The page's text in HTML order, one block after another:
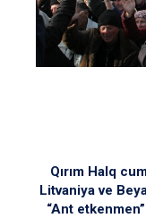
Qırım Halq
Litvaniya ve
“Ant